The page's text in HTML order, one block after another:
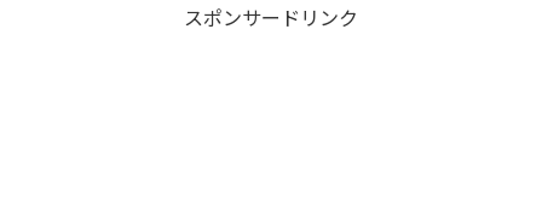
スポンサードリンク